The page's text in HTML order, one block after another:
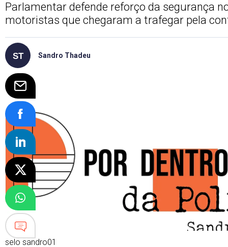
Parlamentar defende reforço da segurança
motoristas que chegaram a trafegar pela
Sandro Thadeu
selo sandro01